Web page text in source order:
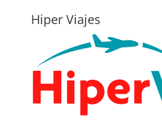
Hiper Viajes